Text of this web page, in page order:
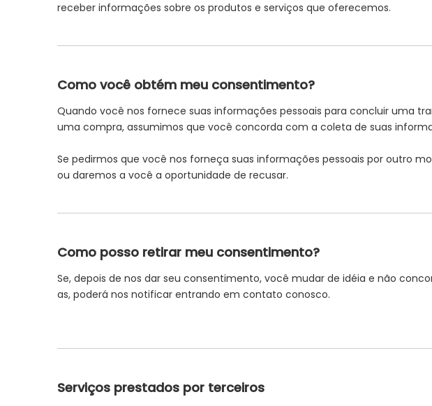
receber informações sobre os produtos e serviços que oferecemos.
Como você obtém meu consentimento?
Quando você nos fornece suas informações pessoais para concluir uma
uma compra, assumimos que você concorda com a coleta de suas
Se pedirmos que você nos forneça suas informações pessoais por outro
ou daremos a você a oportunidade de recusar.
Como posso retirar meu consentimento?
Se, depois de nos dar seu consentimento, você mudar de idéia e não
as, poderá nos notificar entrando em contato conosco.
Serviços prestados por terceiros